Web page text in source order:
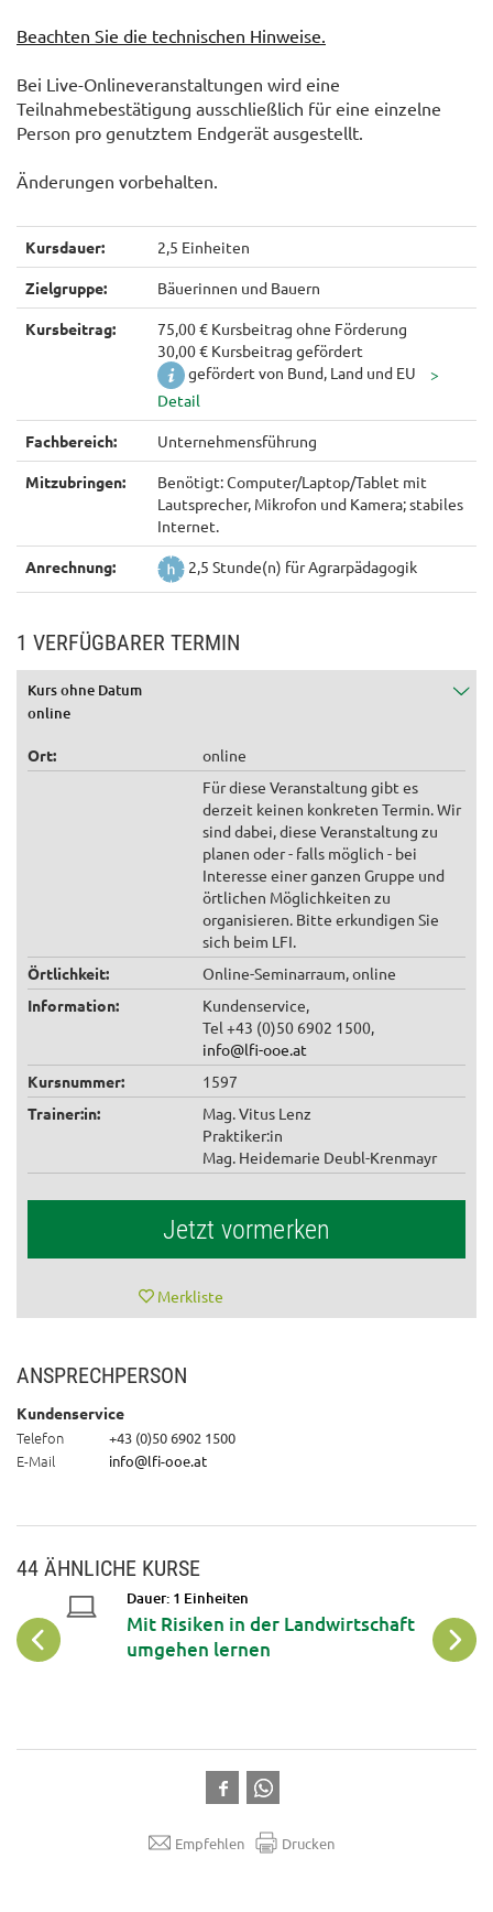
Beachten Sie die technischen Hinweise.
Bei Live-Onlineveranstaltungen wird eine
Teilnahmebestätigung ausschließlich für eine einzelne
Person pro genutztem Endgerät ausgestellt.
Änderungen vorbehalten.
Kursdauer: 2,5 Einheiten
Zielgruppe: Bäuerinnen und Bauern
Kursbeitrag:
75,00 € Kursbeitrag ohne Förderung
30,00 € Kursbeitrag gefördert
gefördert von Bund, Land und EU
Fachbereich: Unternehmensführung
Mitzubringen:
Benötigt: Computer/Laptop/Tablet mit
Lautsprecher, Mikrofon und Kamera; stabiles
Internet.
Anrechnung: 2,5 Stunde(n) für Agrarpädagogik
1 VERFÜGBARER TERMIN
Kurs ohne Datum
online
Ort:
online
Für diese Veranstaltung gibt es
derzeit keinen konkreten Termin. Wir
sind dabei, diese Veranstaltung zu
planen oder - falls möglich - bei
Interesse einer ganzen Gruppe und
örtlichen Möglichkeiten zu
organisieren. Bitte erkundigen Sie
sich beim LFI.
Örtlichkeit:
Online-Seminarraum, online
Information:
Kundenservice,
Tel +43 (0)50 6902 1500,
info@lfi-ooe.at
Kursnummer:
1597
Trainer:in:
Mag. Vitus Lenz
Praktiker:in
Mag. Heidemarie Deubl-Krenmayr
Jetzt vormerken
Merkliste
ANSPRECHPERSON
Kundenservice
Telefon +43 (0)50 6902 1500
E-Mail info@lfi-ooe.at
44 ÄHNLICHE KURSE
bei
Dauer: 1 Einheiten
Mit Risiken in der Landwirtschaft
umgehen lernen
Empfehlen Drucken